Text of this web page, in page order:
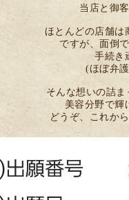
当店と御
ほとんどの店舗
ですが、面倒
手続き
(ほぼ弁
そんな想いの詰ま
美容分野で輝
どうぞ、これか